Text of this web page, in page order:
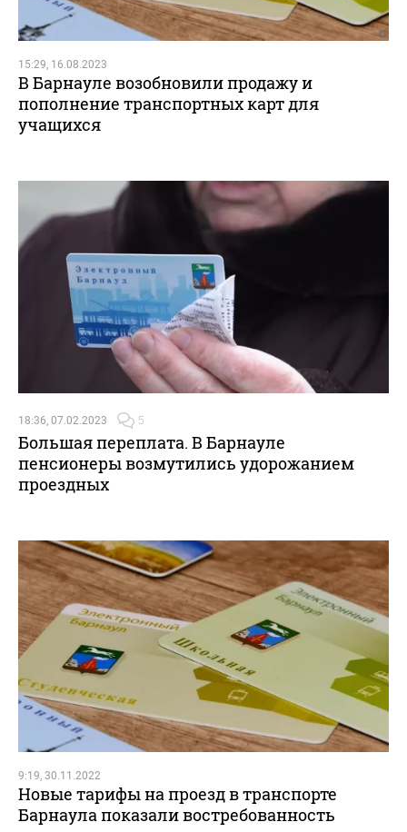
15:29, 16.08.2023
В Барнауле возобновили продажу и
пополнение транспортных карт для
учащихся
18:36, 07.02.2023 5
Большая переплата. В Барнауле
пенсионеры возмутились удорожанием
проездных
9:19, 30.11.2022
Новые тарифы на проезд в транспорте
Барнаула показали востребованность